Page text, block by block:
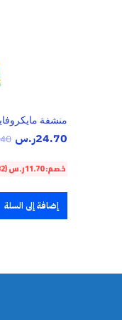
منشفة
24.70ر.س
خصم:11.70ر.س(32%)
إضافة إلى السلة